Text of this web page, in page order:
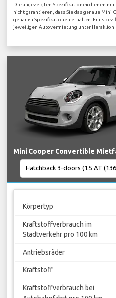
Die angezeigten Spezifikationen dienen
nicht garantieren, dass Sie das genaue Mini
genauen Spezifikationen erhalten. Für
jeweiligen Autovermietung unter Heraklion
Mini Cooper Convertible
Körpertyp
Kraftstoffverbrauch im
Stadtverkehr pro 100 km
Antriebsräder
Kraftstoff
Kraftstoffverbrauch bei